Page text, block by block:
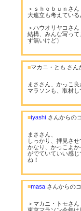
＞ｓｈｏｂｕｎさん
大連立も考えてい
＞ハウオリヤコさん
結構、みんな写っ
ず無いけど）
■マカニ・とも さん
まささん、かっこ
マラソンも、取材
■iyashi さんからの
まささん、
しっかり、拝見さ
かなり、かっこよ
がでていていい感
ね！
■masa さんからの
＞マカニ・トモさん